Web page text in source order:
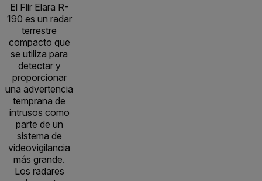
El Flir Elara R-
190 es un radar
terrestre
compacto que
se utiliza para
detectar y
proporcionar
una advertencia
temprana de
intrusos como
parte de un
sistema de
videovigilancia
más grande.
Los radares